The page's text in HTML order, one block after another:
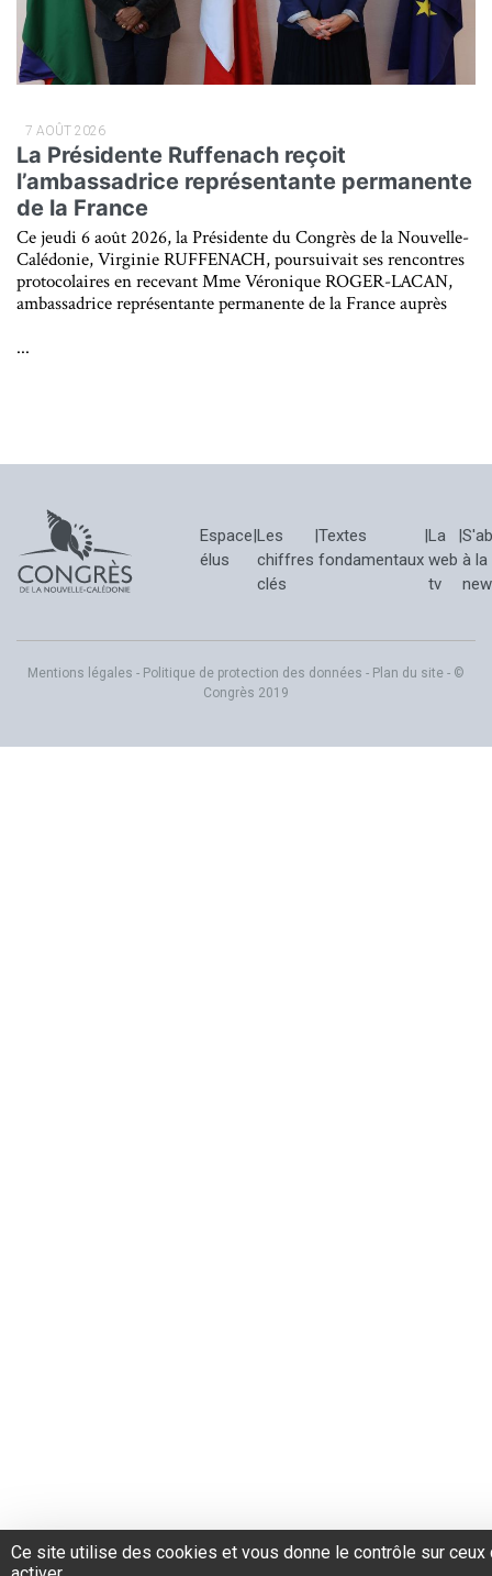
7 AOÛT 2026
La Présidente Ruffenach reçoit
l’ambassadrice représentante permanente
de la France
Ce jeudi 6 août 2026, la Présidente du Congrès de la Nouvelle-
Calédonie, Virginie RUFFENACH, poursuivait ses rencontres
protocolaires en recevant Mme Véronique ROGER-LACAN,
ambassadrice représentante permanente de la France auprès
...
Espace
élus
Les
chiffres
clés
|Textes
fondamentaux
La
web
tv
|
à la
Mentions légales - Politique de protection des données - Plan du site - ©
Congrès 2019
Ce site utilise des cookies et vous donne le contrôle sur ceux